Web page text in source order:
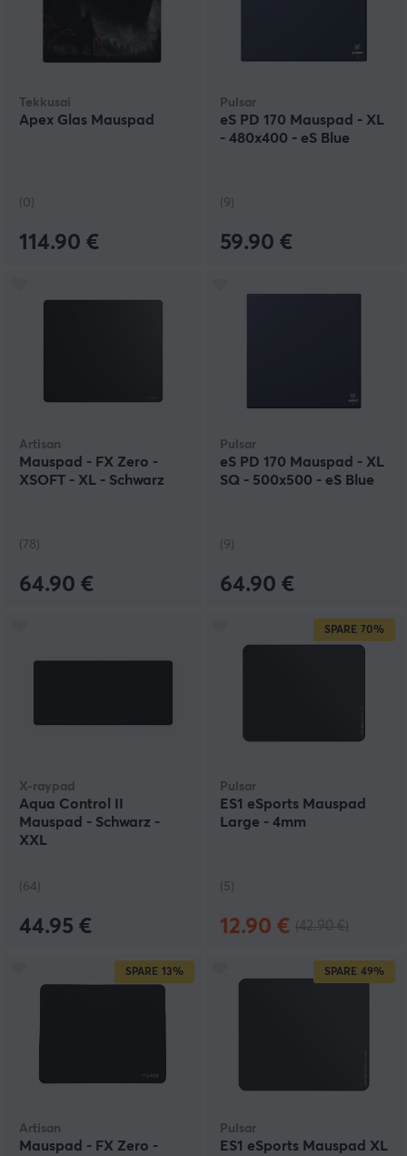
Tekkusai
Apex Glas Mauspad
(0)
114.90 €
Pulsar
eS PD 170 Mauspad - XL
- 480x400 - eS Blue
(9)
59.90 €
Artisan
Mauspad - FX Zero -
XSOFT - XL - Schwarz
(78)
64.90 €
Pulsar
eS PD 170 Mauspad - XL
SQ - 500x500 - eS Blue
(9)
64.90 €
X-raypad
Aqua Control II
Mauspad - Schwarz -
XXL
(64)
44.95 €
SPARE 70%
Pulsar
ES1 eSports Mauspad
Large - 4mm
(5)
12.90 €
SPARE 13%
Artisan
Mauspad - FX Zero -
SPARE 49%
Pulsar
ES1 eSports Mauspad XL